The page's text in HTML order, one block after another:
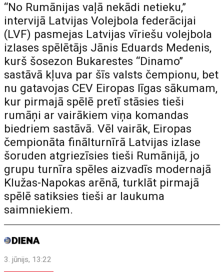
“No Rumānijas vaļā nekādi netieku,”
intervijā Latvijas Volejbola federācijai
(LVF) pasmejas Latvijas vīriešu volejbola
izlases spēlētājs Jānis Eduards Medenis,
kurš šosezon Bukarestes “Dinamo”
sastāvā kļuva par šīs valsts čempionu, bet
nu gatavojas CEV Eiropas līgas sākumam,
kur pirmajā spēlē pretī stāsies tieši
rumāņi ar vairākiem viņa komandas
biedriem sastāvā. Vēl vairāk, Eiropas
čempionāta finālturnīrā Latvijas izlase
šoruden atgriezīsies tieši Rumānijā, jo
grupu turnīra spēles aizvadīs modernajā
Klužas-Napokas arēnā, turklāt pirmajā
spēlē satiksies tieši ar laukuma
saimniekiem.
3. jūnijs, 13:22